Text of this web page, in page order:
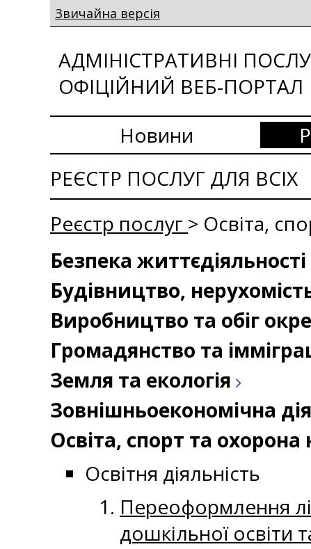
Звичайна версія
АДМІНІСТРАТИВНІ
ОФІЦІЙНИЙ ВЕБ-ПОРТАЛ
Новини
РЕЄСТР ПОСЛУГ ДЛЯ ВСІХ
Реєстр послуг > Освіта,
Безпека
Будівництво,
Виробництво та обіг
Громадянство та
Земля та екологія
Зовнішньоекономічна
Освіта, спорт та
Освітня діяльність
Переоформлення
дошкільної освіти